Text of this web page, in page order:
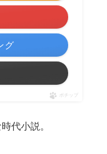
グ
ポチップ
代小説。